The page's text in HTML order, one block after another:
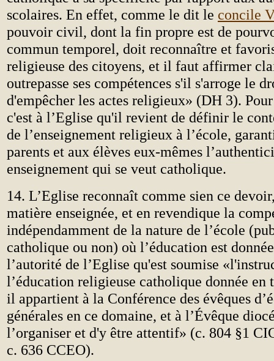
scolaires. En effet, comme le dit le concile
pouvoir civil, dont la fin propre est de
commun temporel, doit reconnaître et
religieuse des citoyens, et il faut affirmer
outrepasse ses compétences s'il s'arroge le
d'empêcher les actes religieux» (DH 3).
c'est à l’Eglise qu'il revient de définir le
de l’enseignement religieux à l’école,
parents et aux élèves eux-mêmes
enseignement qui se veut catholique.
14. L’Eglise reconnaît comme sien ce
matière enseignée, et en revendique la
indépendamment de la nature de l’école
catholique ou non) où l’éducation est
l’autorité de l’Eglise qu'est soumise
l’éducation religieuse catholique donnée
il appartient à la Conférence des évêques
générales en ce domaine, et à l’Évêque
l’organiser et d'y être attentif» (c. 804 §1
c. 636 CCEO).